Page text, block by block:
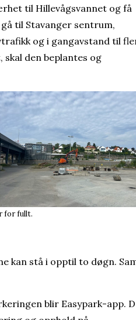
til Hillevågsvannet og få
til Stavanger sentrum,
og i gangavstand til
den beplantes og
for fullt.
kan stå i opptil to døgn.
blir Easypark-app.